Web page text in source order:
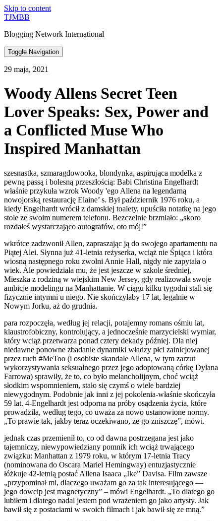
Skip to content
TJMBB
Blogging Network International
Toggle Navigation
29 maja, 2021
Woody Allens Secret Teen
Lover Speaks: Sex, Power and
a Conflicted Muse Who
Inspired Manhattan
szesnastka, szmaragdowooka, blondynka, aspirująca modelka z
pewną passą i bolesną przeszłością: Babi Christina Engelhardt
właśnie przykuła wzrok Woody 'ego Allena na legendarną
nowojorską restaurację Elaine’ s. Był październik 1976 roku, a
kiedy Engelhardt wrócił z damskiej toalety, upuściła notatkę na jego
stole ze swoim numerem telefonu. Bezczelnie brzmiało: „skoro
rozdałeś wystarczająco autografów, oto mój!”
wkrótce zadzwonił Allen, zapraszając ją do swojego apartamentu na
Piątej Alei. Słynna już 41-letnia reżyserka, wciąż nie Śpiąca i która
wiosną następnego roku zwolni Annie Hall, nigdy nie zapytała o
wiek. Ale powiedziała mu, że jest jeszcze w szkole średniej,
Mieszka z rodziną w wiejskim New Jersey, gdy realizowała swoje
ambicje modelingu na Manhattanie. W ciągu kilku tygodni stali się
fizycznie intymni u niego. Nie skończyłaby 17 lat, legalnie w
Nowym Jorku, aż do grudnia.
para rozpoczęła, według jej relacji, potajemny romans ośmiu lat,
klaustrofobiczny, kontrolujący, a jednocześnie marzycielski wymiar,
który wciąż przetwarza ponad cztery dekady później. Dla niej
niedawne ponowne zbadanie dynamiki władzy płci zainicjowanej
przez ruch #MeToo (i osobiste skandale Allena, w tym zarzut
wykorzystywania seksualnego przez jego adoptowaną córkę Dylana
Farrowa) sprawiły, że to, co było melancholijnym, choć wciąż
słodkim wspomnieniem, stało się czymś o wiele bardziej
niewygodnym. Podobnie jak inni z jej pokolenia-właśnie skończyła
59 lat. 4-Engelhardt jest odporna na próby osądzenia życia, które
prowadziła, według tego, co uważa za nowo ustanowione normy.
„To prawie tak, jakby teraz oczekiwano, że go zniszczę”, mówi.
jednak czas przemienił to, co od dawna postrzegana jest jako
tajemniczy, niewypowiedziany pomnik ich wciąż trwającego
związku: Manhattan z 1979 roku, w którym 17-letnia Tracy
(nominowana do Oscara Mariel Hemingway) entuzjastycznie
łóżkuje 42-letnią postać Allena Isaaca „Ike” Davisa. Film zawsze
„przypominał mi, dlaczego uważam go za tak interesującego —
jego dowcip jest magnetyczny” – mówi Engelhardt. „To dlatego go
lubiłem i dlatego nadal jestem pod wrażeniem go jako artysty. Jak
bawił się z postaciami w swoich filmach i jak bawił się ze mną.”